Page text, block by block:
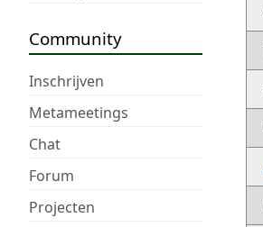
Community
Inschrijven
Metameetings
Chat
Forum
Projecten